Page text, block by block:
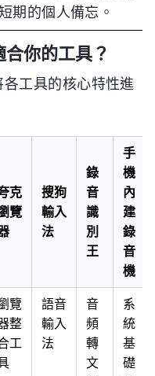
期的個人備忘。
你的工具？
工具的核心特性進
克
覽
搜狗
輸入
法
錄
音
識
別
王
手
機
內
建
錄
音
機
覽
整
工
語音
輸入
法
音
頻
轉
文
系
統
基
礎